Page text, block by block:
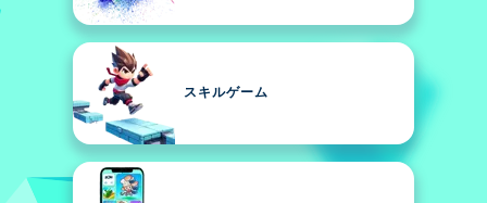
スキルゲーム